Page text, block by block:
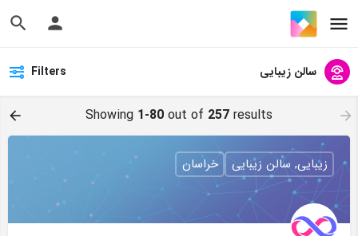
سالن زیبایی Filters
Showing 1-80 out of 257 results
زیبایی, سالن زیبایی خراسان